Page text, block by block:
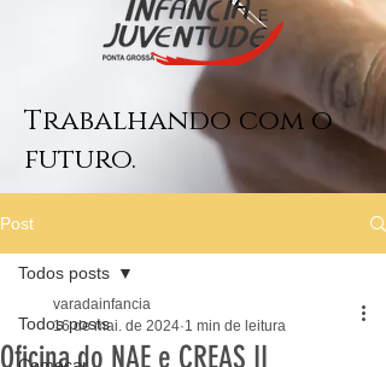
Trabalhando com o
futuro.
Post
Todos posts
Todos posts
Oficina do NAE e CREAS II
varadainfancia
16 de mai. de 2024 1 min de leitura